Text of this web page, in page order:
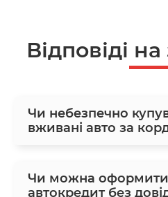
Відповіді
Чи небезпечно
вживані авто за
Чи можна оформити
автокредит без